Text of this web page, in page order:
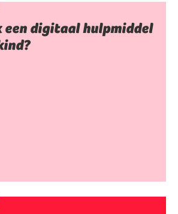
een digitaal hulpmiddel